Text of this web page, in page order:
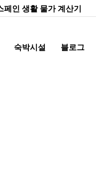
페인 생활 물가 계산기
숙박시설 블로그